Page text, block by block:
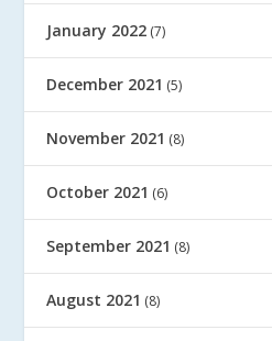
January 2022 (7)
December 2021 (5)
November 2021 (8)
October 2021 (6)
September 2021 (8)
August 2021 (8)